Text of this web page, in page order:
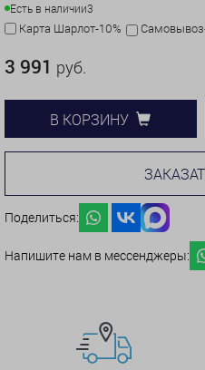
Есть в наличии3
Карта Шарлот-10%
3 991 руб.
В КОРЗИНУ
Поделиться:
Напишите нам в мессенджеры: